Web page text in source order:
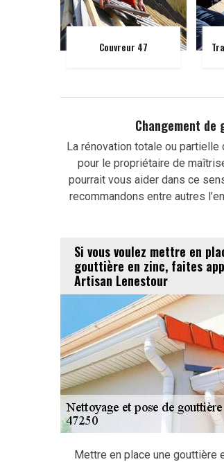
Couvreur 47
Changement
La rénovation totale ou
pour le propriétaire de
pourrait vous aider dans ce
recommandons entre autres
Si vous voulez mettre en
gouttière en zinc, faites
Artisan Lenestour
Mettre en place une gouttière